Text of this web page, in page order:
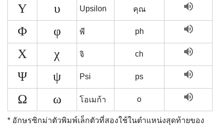
Υ υ Upsilon คุณ volume_up
Φ φ พี ph volume_up
Χ χ จิ ch volume_up
Ψ ψ Psi ps volume_up
Ω ω โอเมก้า o volume_up
* อักษรซิกม่าตัวพิมพ์เล็กตัวที่สองใช้ในตำแหน่งสุดท้ายของ